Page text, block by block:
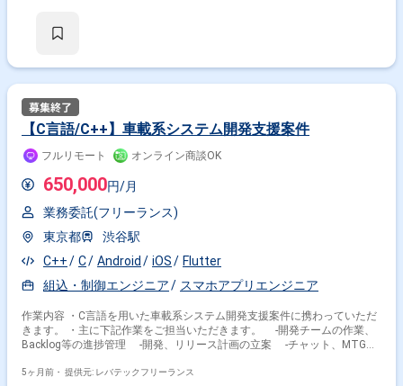
【C言語/C++】車載系システム開発支援案件
フルリモート オンライン商談OK
650,000円/月
業務委託(フリーランス)
東京都
渋谷駅
C++
C Android iOS
Flutter
組込・制御エンジニア
スマホアプリエンジニア
作業内容 ・C言語を用いた車載系システム開発支援案件に携わっていただ
きます。 ・主に下記作業をご担当いただきます。 -開発チームの作業、
Backlog等の進捗管理 -開発、リリース計画の立案 -チャット、MTG等
5ヶ月前・ 提供元: レバテックフリーランス